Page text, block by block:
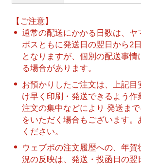
【ご注意】
通常の配送にかかる日数は、ヤ
ポスともに発送日の翌日から2
となりますが、個別の配送事情
る場合があります。
お預かりしたご注文は、上記目
け早く印刷・発送できるよう作
注文の集中などにより 発送ま
をいただく場合もございます。
ください。
ウェブポの注文履歴への、年賀
況の反映は、発送・投函日の翌